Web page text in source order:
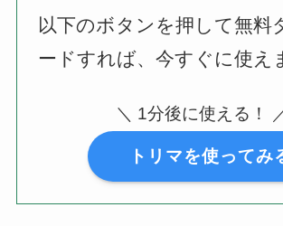
以下のボタンを押して無料
ードすれば、今すぐに使え
＼ 1分後に使える！
トリマを使ってみ